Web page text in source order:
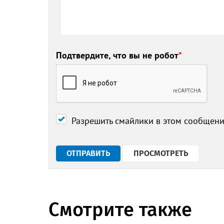
Подтвердите, что вы не робот*
Разрешить смайлики в этом
Смотрите также